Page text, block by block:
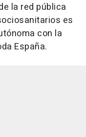
la red pública
es
con la
España.